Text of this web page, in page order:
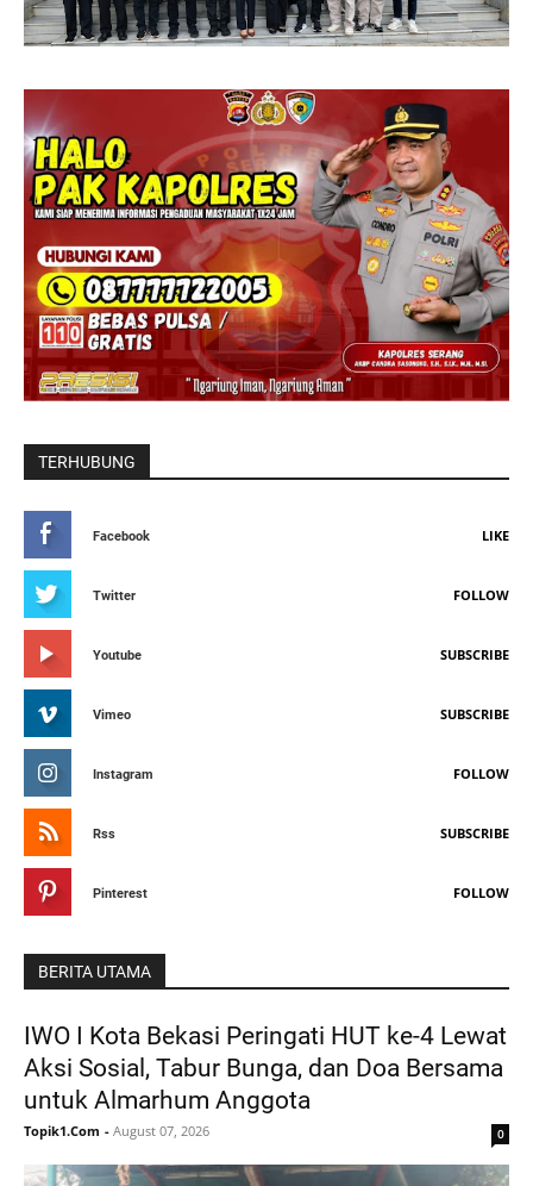
TERHUBUNG
Facebook LIKE
Twitter FOLLOW
Youtube SUBSCRIBE
Vimeo SUBSCRIBE
Instagram FOLLOW
Rss SUBSCRIBE
Pinterest FOLLOW
BERITA UTAMA
IWO I Kota Bekasi Peringati HUT ke-4 Lewat
Aksi Sosial, Tabur Bunga, dan Doa Bersama
untuk Almarhum Anggota
Topik1.Com - August 07, 2026 0